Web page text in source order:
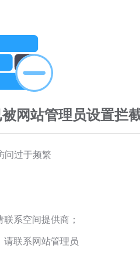
网站管理员设置拦
问过于频繁
系空间提供商；
请联系网站管理员